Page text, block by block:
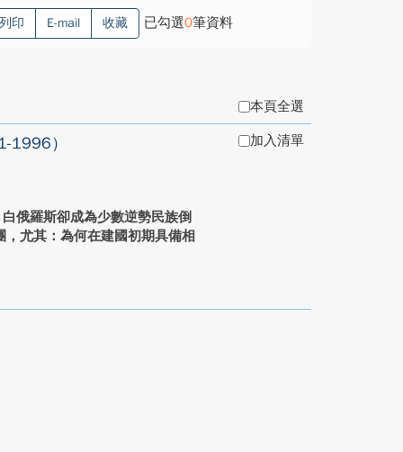
列印 E-mail 收藏 已勾選0筆資料
本頁全選
1996）
俄羅斯卻成為少數逆勢民族倒
尤其：為何在建國初期具備相
加入清單